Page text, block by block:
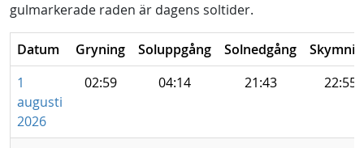
gulmarkerade raden är dagens soltider.
Datum Gryning Soluppgång Solnedgång
1
augusti
2026
02:59 04:14 21:43 22:55